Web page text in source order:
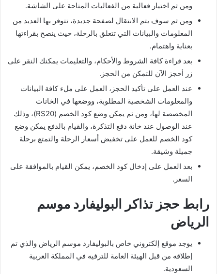
ومن ثم اختيار فعالية من الفعاليات المتاحة على الشاشة.
ومن ثم سوف يتم الانتقال لصفحة جديدة، تتوفر بها العديد من
المعلومات والبيانات التي تتعلق بالرحلة، حيث ينصح بقراءتها
بعناية واهتمام.
بعد قراءة كافة الشروط والأحكام، والتعليمات يمكنك النقر على
زر أحجز الآن للتمكن من الحجز.
عند العمل على تأكيد الحجز، العمل على ملء كافة البيانات
والمعلومات الشخصية المطلوبة، ووضعها في الخانات
المخصصة لها، ومن ثم يمكن وضع كود الخصم (RS20)، وذلك
عند الوصول عند خانة دفع التذكرة، والقيام بالدفع يمكن وضع
كود الخصم للعمل على تخفيض أسعار الرحلة والتمتع برحلة
جميلة وشيقة.
بعد العمل على إدخال كود الخصم، يمكن القيام بالموافقة على
السعر.
رابط حجز تذاكر البوليفارد موسم
الرياض
يوجد موقع إلكتروني خاص بالبوليفارد موسم الرياض والذي تم
إطلاقه من قبل الهيئة العامة للترفيه في المملكة العربية
السعودية.